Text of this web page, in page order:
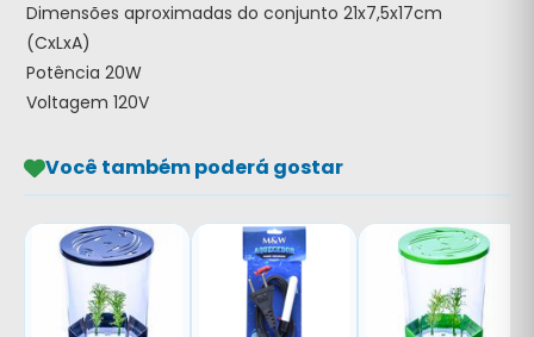
Dimensões aproximadas do conjunto 21x7,5x17cm
(CxLxA)
Potência 20W
Voltagem 120V
Você também poderá gostar